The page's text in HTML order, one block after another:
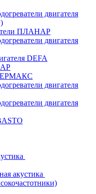
двигателя
ПЛАНАР
двигателя
DEFA
двигателя
двигателя
акустика